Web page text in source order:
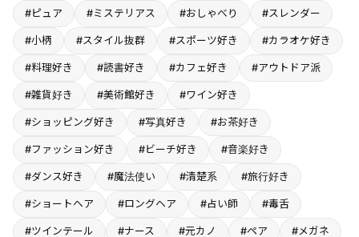
#ピュア #ミステリアス #おしゃべり #スレンダー
#小柄 #スタイル抜群 #スポーツ好き #カラオケ好き
#料理好き #読書好き #カフェ好き #アウトドア派
#雑貨好き #美術館好き #ワイン好き
#ショッピング好き #写真好き #お茶好き
#ファッション好き #ビーチ好き #音楽好き
#ダンス好き #魔法使い #清楚系 #旅行好き
#ショートヘア #ロングヘア #占い師 #毒舌
#ツインテール #ナース #元カノ #ペア #メガネ